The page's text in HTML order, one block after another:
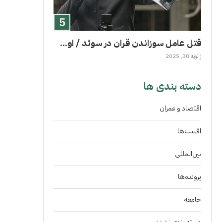
قتل عامل سوزاندن قران در سوئد / او...
ژانویه 30, 2025
دسته بندی ها
اقتصاد و عمران
اقلیت‌ها
بین‌المللی
پرونده‌ها
جامعه